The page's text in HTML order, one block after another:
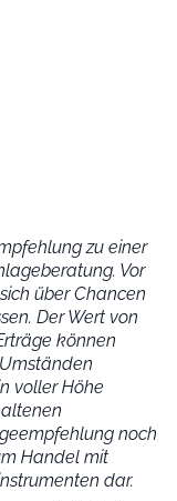
zu einer
Vor
über Chancen
Der Wert von
können
voller Höhe
noch
Handel mit
dar.